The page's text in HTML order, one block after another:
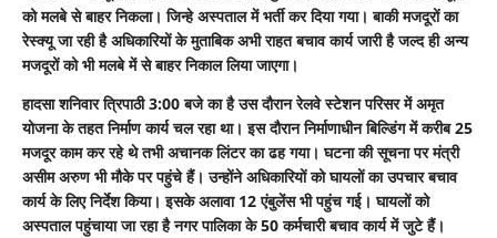
को मलबे से बाहर निकला। जिन्हे अस्पताल में भर्ती कर दिया गया। बाकी मजदूरों का
रेस्क्यू जा रही है अधिकारियों के मुताबिक अभी राहत बचाव कार्य जारी है जल्द ही अन्य
मजदूरों को भी मलबे में से बाहर निकाल लिया जाएगा।
हादसा शनिवार त्रिपाठी 3:00 बजे का है उस दौरान रेलवे स्टेशन परिसर में अमृत
योजना के तहत निर्माण कार्य चल रहा था। इस दौरान निर्माणाधीन बिल्डिंग में करीब 25
मजदूर काम कर रहे थे तभी अचानक लिंटर का ढह गया। घटना की सूचना पर मंत्री
असीम अरुण भी मौके पर पहुंचे हैं। उन्होंने अधिकारियों को घायलों का उपचार बचाव
कार्य के लिए निर्देश किया। इसके अलावा 12 एंबुलेंस भी पहुंच गई। घायलों को
अस्पताल पहुंचाया जा रहा है नगर पालिका के 50 कर्मचारी बचाव कार्य में जुटे हैं।